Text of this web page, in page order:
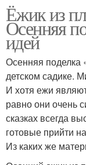
Ёжик из
Осенняя
идей
Осенняя поделка
детском садике.
И хотя ежи
равно они очень
сказках всегда
готовые прийти
Из каких же